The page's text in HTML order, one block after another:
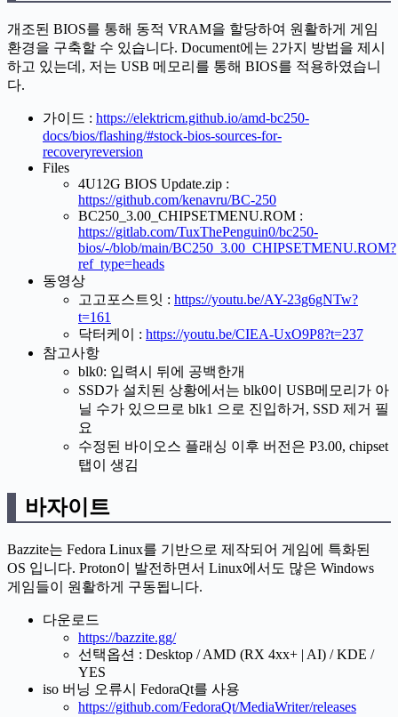
개조된 BIOS를 통해 동적 VRAM을 할당하여 원활하게 게임
환경을 구축할 수 있습니다. Document에는 2가지 방법을 제시
하고 있는데, 저는 USB 메모리를 통해 BIOS를 적용하였습니
다.
가이드 : https://elektricm.github.io/amd-bc250-
docs/bios/flashing/#stock-bios-sources-for-
recoveryreversion
Files
4U12G BIOS Update.zip :
https://github.com/kenavru/BC-250
BC250_3.00_CHIPSETMENU.ROM :
https://gitlab.com/TuxThePenguin0/bc250-
bios/-/blob/main/BC250_3.00_CHIPSETMENU.ROM?
ref_type=heads
동영상
고고포스트잇 : https://youtu.be/AY-23g6gNTw?
t=161
닥터케이 : https://youtu.be/CIEA-UxO9P8?t=237
참고사항
blk0: 입력시 뒤에 공백한개
SSD가 설치된 상황에서는 blk0이 USB메모리가 아
닐 수가 있으므로 blk1 으로 진입하거, SSD 제거 필
요
수정된 바이오스 플래싱 이후 버전은 P3.00, chipset
탭이 생김
바자이트
Bazzite는 Fedora Linux를 기반으로 제작되어 게임에 특화된
OS 입니다. Proton이 발전하면서 Linux에서도 많은 Windows
게임들이 원활하게 구동됩니다.
다운로드
https://bazzite.gg/
선택옵션 : Desktop / AMD (RX 4xx+ | AI) / KDE /
YES
iso 버닝 오류시 FedoraQt를 사용
https://github.com/FedoraQt/MediaWriter/releases